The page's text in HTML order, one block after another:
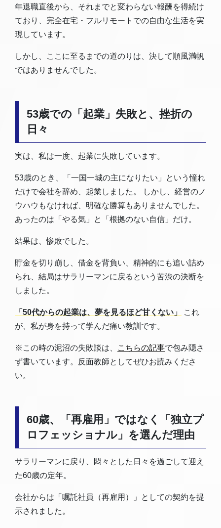
年退職直後から、それまでと変わらない報酬を得続け
ており、完全在宅・フルリモートでの自由な生活を実
現しています。
しかし、ここに至るまでの道のりは、決して順風満帆
ではありませんでした。
53歳での「起業」失敗と、挫折の
日々
実は、私は一度、起業に失敗しています。
53歳のとき、「一国一城の主になりたい」という憧れ
だけで会社を辞め、起業しました。 しかし、経営のノ
ウハウもなければ、明確な勝算もありませんでした。
あったのは「やる気」と「根拠のない自信」だけ。
結果は、惨敗でした。
貯金を切り崩し、借金を背負い、精神的にも追い詰め
られ、結局はサラリーマンに戻るという苦渋の決断を
しました。
「50代からの起業は、夢を見るほど甘くない」
これ
が、私が身を持って学んだ痛い教訓です。
※この時の泥沼の失敗談は、 こちらの記事で包み隠さ
ず書いています。反面教師としてぜひお読みくださ
い。
60歳、「再雇用」ではなく「独立プ
ロフェッショナル」を選んだ理由
サラリーマンに戻り、悶々とした日々を過ごして迎え
た60歳の定年。
会社からは「嘱託社員（再雇用）」としての契約を提
示されました。